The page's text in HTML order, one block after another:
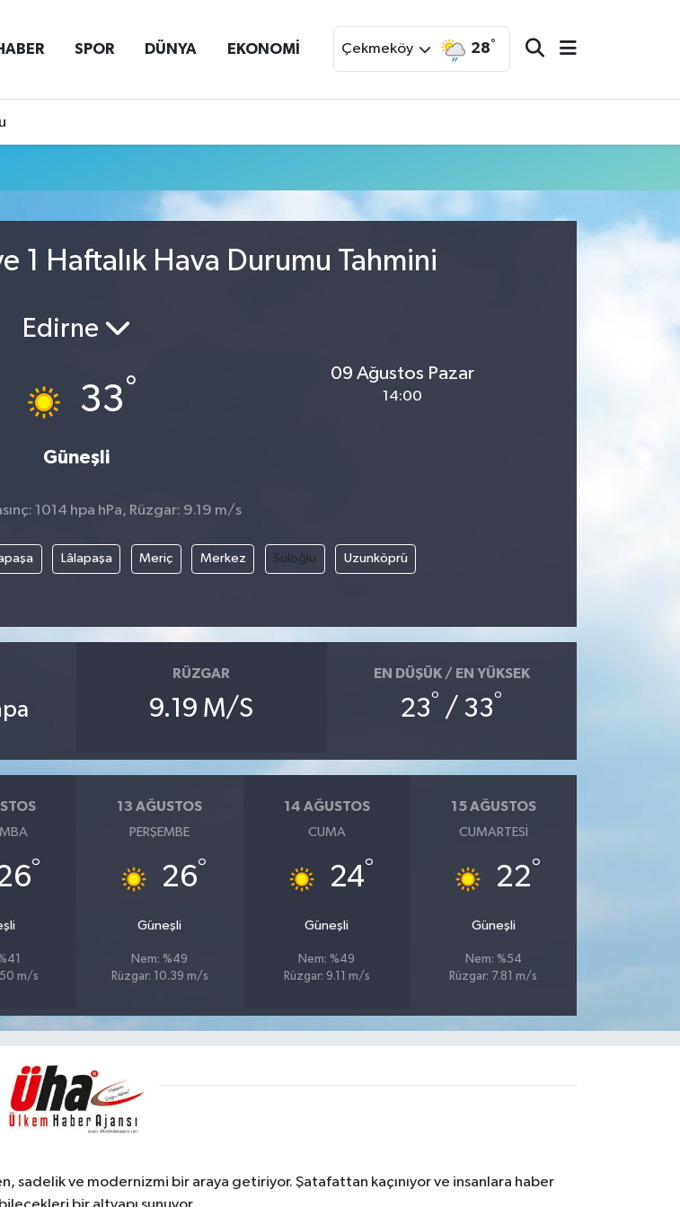
SPOR DÜNYA EKONOMİ Çekmeköy 28°
1 Haftalık Hava Durumu Tahmini
Edirne
33°
Güneşli
09 Ağustos Pazar
14:00
1014 hpa hPa, Rüzgar: 9.19 m/s
Lâlapaşa Meriç Merkez Süloğlu Uzunköprü
RÜZGAR
9.19 M/S
EN DÜŞÜK / EN YÜKSEK
23° / 33°
°
m/s
13 AĞUSTOS
PERŞEMBE
26°
Güneşli
Nem: %49
Rüzgar: 10.39 m/s
14 AĞUSTOS
CUMA
24°
Güneşli
Nem: %49
Rüzgar: 9.11 m/s
15 AĞUSTOS
CUMARTESI
22°
Güneşli
Nem: %54
Rüzgar: 7.81 m/s
sadelik ve modernizmi bir araya getiriyor. Şatafattan kaçınıyor ve insanlara haber